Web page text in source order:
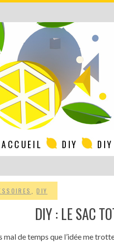
ACCUEIL DIY
,DIY
DIY : LE SAC
mal de temps que l’idée me